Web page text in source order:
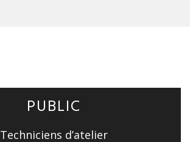
PUBLIC
Techniciens d’atelier